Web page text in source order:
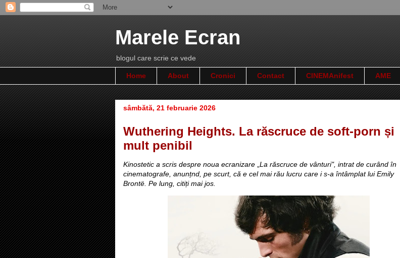
Marele Ecran
blogul care scrie ce vede
Home About Cronici Contact CINEMAnifest AME
sâmbătă, 21 februarie 2026
Wuthering Heights. La răscruce de soft-porn și
mult penibil
Kinostetic a scris despre noua ecranizare La răscruce de vânturi", intrat de curând în
cinematografe, anunțnd, pe scurt, că e celmai rău lucru care i s-a întâmplat lui Emily
Brontë. Pe lung, citiți mai jos.